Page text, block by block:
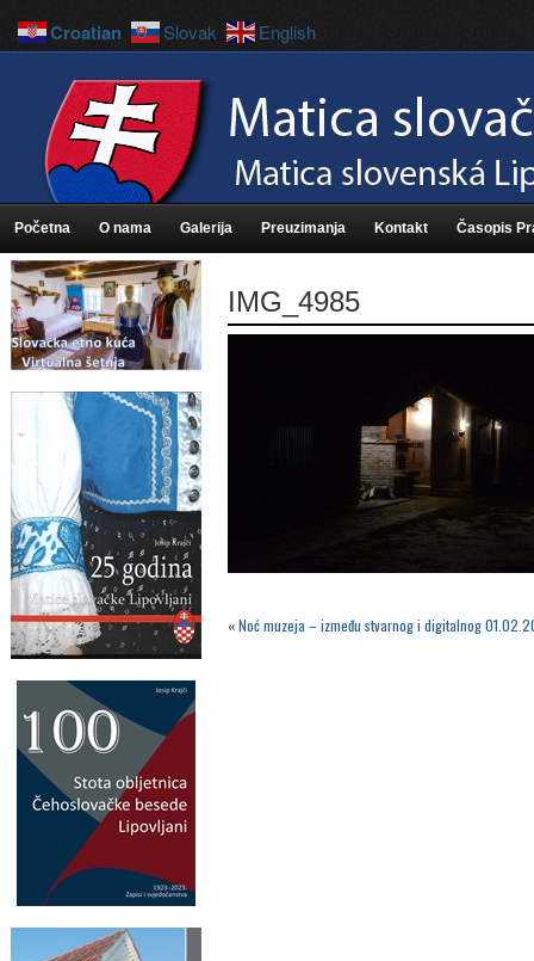
Početna O nama Galerija Preuzimanja Kontakt Časopis
IMG_4985
«Noć muzeja – između stvarnog i digitalnog
Croatian Slovak English